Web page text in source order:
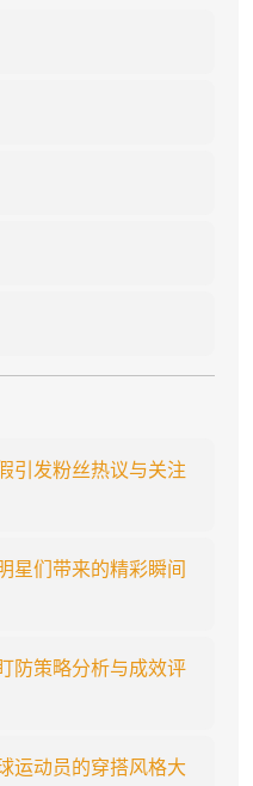
引发粉丝热议与关注
星们带来的精彩瞬间
防策略分析与成效评
运动员的穿搭风格大